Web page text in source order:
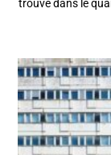
trouve dans le